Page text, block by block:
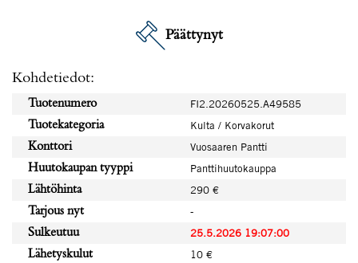
Päättynyt
Kohdetiedot:
Tuotenumero
FI2.20260525.A49585
Tuotekategoria
Kulta / Korvakorut
Konttori
Vuosaaren Pantti
Huutokaupan tyyppi
Panttihuutokauppa
Lähtöhinta
290 €
Tarjous nyt
-
Sulkeutuu
25.5.2026 19:07:00
Lähetyskulut
10 €